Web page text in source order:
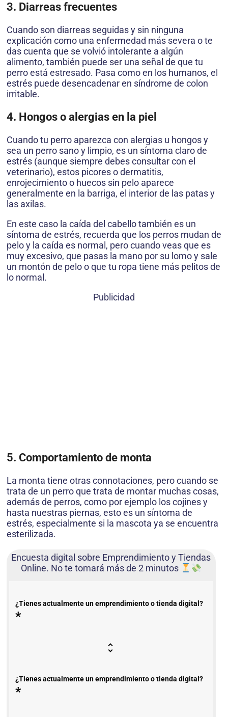
3. Diarreas frecuentes
Cuando son diarreas seguidas y sin ninguna
explicación como una enfermedad más severa o te
das cuenta que se volvió intolerante a algún
alimento, también puede ser una señal de que tu
perro está estresado. Pasa como en los humanos, el
estrés puede desencadenar en síndrome de colon
irritable.
4. Hongos o alergias en la piel
Cuando tu perro aparezca con alergias u hongos y
sea un perro sano y limpio, es un síntoma claro de
estrés (aunque siempre debes consultar con el
veterinario), estos picores o dermatitis,
enrojecimiento o huecos sin pelo aparece
generalmente en la barriga, el interior de las patas y
las axilas.
En este caso la caída del cabello también es un
síntoma de estrés, recuerda que los perros mudan de
pelo y la caída es normal, pero cuando veas que es
muy excesivo, que pasas la mano por su lomo y sale
un montón de pelo o que tu ropa tiene más pelitos de
lo normal.
Publicidad
5. Comportamiento de monta
La monta tiene otras connotaciones, pero cuando se
trata de un perro que trata de montar muchas cosas,
además de perros, como por ejemplo los cojines y
hasta nuestras piernas, esto es un síntoma de
estrés, especialmente si la mascota ya se encuentra
esterilizada.
Encuesta digital sobre Emprendimiento y Tiendas
Online. No te tomará más de 2 minutos
¿Tienes actualmente un emprendimiento o tienda digital?
*
¿Tienes actualmente un emprendimiento o tienda digital?
*